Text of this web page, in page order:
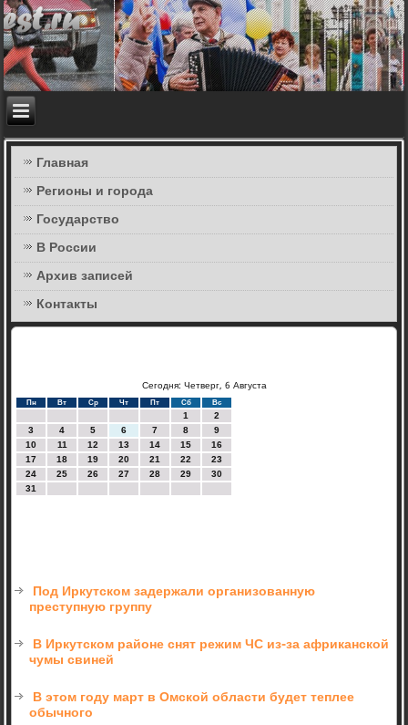
Главная
Регионы и города
Государство
В России
Архив записей
Контакты
Сегодня: Четверг, 6 Августа
Пн Вт Ср Чт Пт Сб Вс
1
2
3
4 5 6 7 8
9
10
11 12 13 14 15
16
17
18 19 20 21 22
23
24
25 26 27 28 29
30
31
Под Иркутском задержали организованную
преступную группу
В Иркутском районе снят режим ЧС из-за африканской
чумы свиней
В этом году март в Омской области будет теплее
обычного